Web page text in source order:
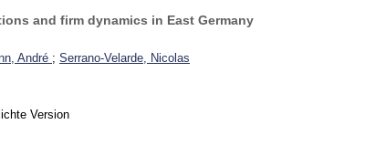
and firm dynamics in East Germany
André ; Serrano-Velarde, Nicolas
Version